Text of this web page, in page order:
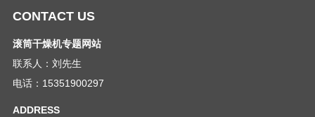
CONTACT US
滚筒干燥机专题网站
联系人：刘先生
电话：15351900297
ADDRESS